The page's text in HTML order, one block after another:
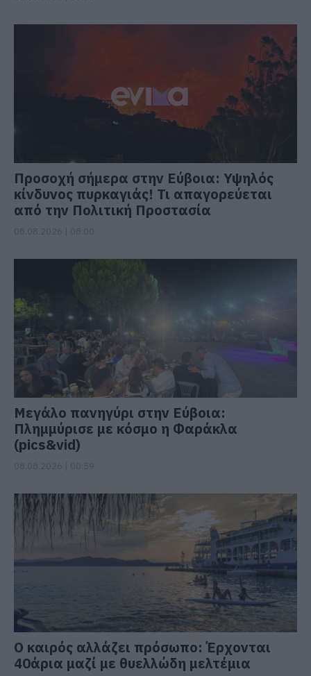
Προσοχή σήμερα στην Εύβοια: Υψηλός
κίνδυνος πυρκαγιάς! Τι απαγορεύεται
από την Πολιτική Προστασία
Μεγάλο πανηγύρι στην Εύβοια:
Πλημμύρισε με κόσμο η Φαράκλα
(pics&vid)
Ο καιρός αλλάζει πρόσωπο: Έρχονται
40άρια μαζί με θυελλώδη μελτέμια